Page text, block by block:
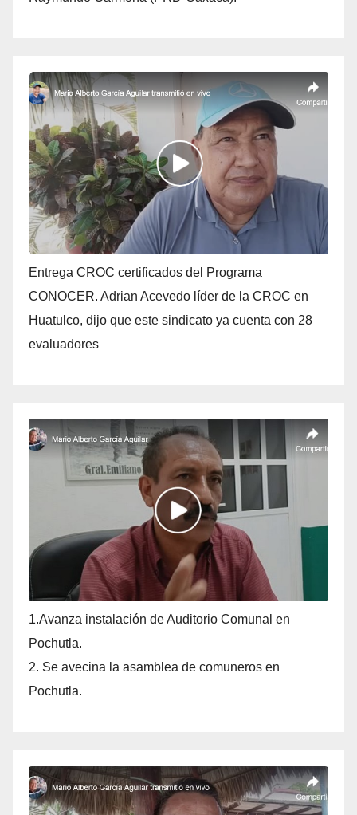
Entrega CROC certificados del Programa
CONOCER. Adrian Acevedo líder de la CROC en
Huatulco, dijo que este sindicato ya cuenta con 28
evaluadores
1.Avanza instalación de Auditorio Comunal en
Pochutla.
2. Se avecina la asamblea de comuneros en
Pochutla.